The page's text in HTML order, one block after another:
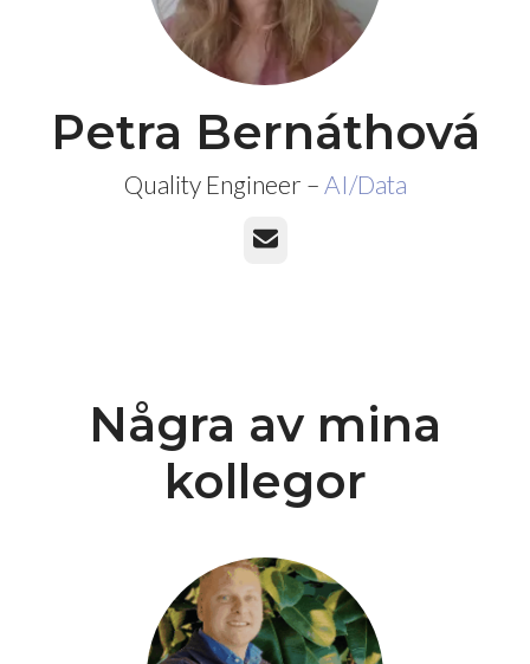
Petra Bernáthová
Quality Engineer – AI/Data
E-post
Några av mina
kollegor